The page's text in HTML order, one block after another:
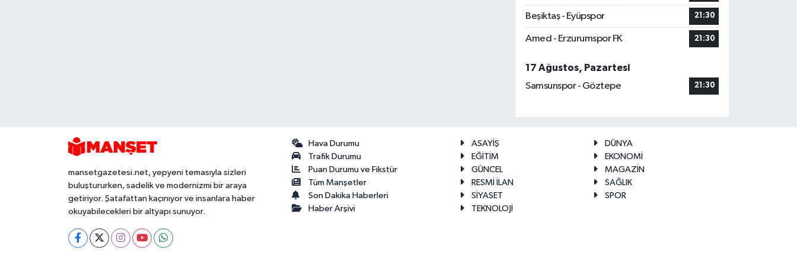
Beşiktaş - Eyüpspor 21:30
Amed - Erzurumspor FK 21:30
17 Ağustos, Pazartesi
Samsunspor - Göztepe
21:30
mansetgazetesi.net, yepyeni temasıyla sizleri
buluştururken, sadelik ve modernizmi bir araya
getiriyor. Şatafattan kaçınıyor ve insanlara haber
okuyabilecekleri bir altyapı sunuyor.
Hava Durumu
Trafik Durumu
Puan Durumu ve Fikstür
Tüm Manşetler
Son Dakika Haberleri
Haber Arşivi
ASAYİŞ
DÜNYA
EĞİTİM
EKONOMİ
GÜNCEL
MAGAZİN
RESMİ İLAN
SAĞLIK
SİYASET
SPOR
TEKNOLOJİ